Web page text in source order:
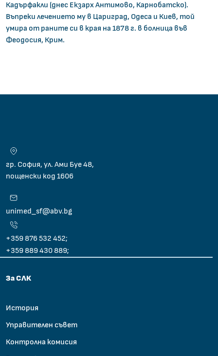
Кадърфакли (днес Екзарх Антимово, Карнобатско).
Въпреки лечението му в Цариград, Одеса и Киев, той
умира от раните си в края на 1878 г. в болница във
Феодосия, Крим.
гр. София, ул. Ами Буе 48,
пощенски код 1606
unimed_sf@abv.bg
+359 876 532 452;
+359 889 430 889;
За СЛК
История
Управителен съвет
Контролна комисия